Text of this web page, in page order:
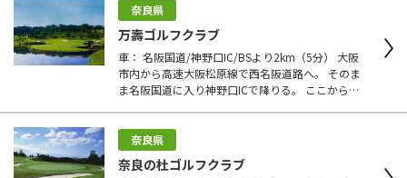
奈良県
万壽ゴルフクラブ
車： 名阪国道/神野口IC/BSより2km（5分） 大阪
市内から高速大阪松原線で西名阪道路へ。 そのま
ま名阪国道に入り神野口ICで降りる。 ここから旧
阪線・名張駅） 近鉄天理線・天理駅（近鉄天理
奈良県
奈良の杜ゴルフクラブ